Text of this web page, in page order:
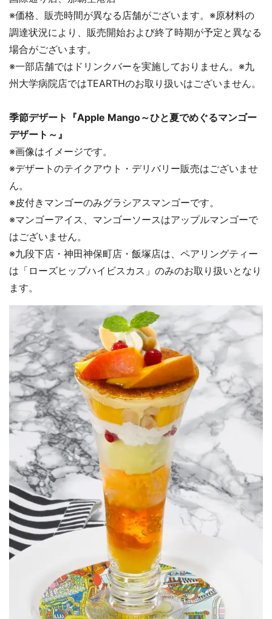
※価格、販売時間が異なる店舗がございます。※原材料の
調達状況により、販売開始および終了時期が予定と異なる
場合がございます。
※一部店舗ではドリンクバーを実施しておりません。※九
州大学病院店ではTEARTHのお取り扱いはございません。
季節デザート『Apple Mango～ひと夏でめぐるマンゴー
デザート～』
※画像はイメージです。
※デザートのテイクアウト・デリバリー販売はございませ
ん。
※皮付きマンゴーのみグラシアスマンゴーです。
※マンゴーアイス、マンゴーソースはアップルマンゴーで
はございません。
※九段下店・神田神保町店・飯塚店は、ペアリングティー
は「ローズヒップハイビスカス」のみのお取り扱いとなり
ます。